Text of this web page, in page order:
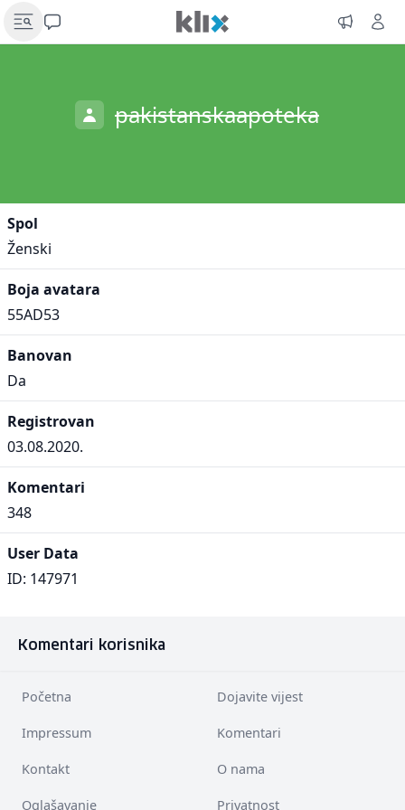
pakistanskaapoteka
Spol
Ženski
Boja avatara
55AD53
Banovan
Da
Registrovan
03.08.2020.
Komentari
348
User Data
ID: 147971
Komentari korisnika
Početna Dojavite vijest
Impressum Komentari
Kontakt O nama
Oglašavanje Privatnost